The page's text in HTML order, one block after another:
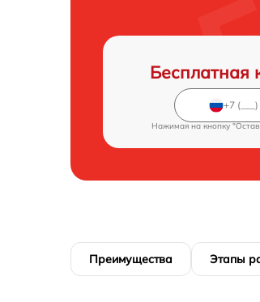
Бесплатная
Нажимая на кнопку
Преимущества Этапы